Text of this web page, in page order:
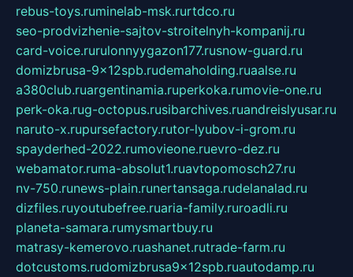
rebus-toys.ruminelab-msk.rurtdco.ru
seo-prodvizhenie-sajtov-stroitelnyh-kompanij.ru
card-voice.rurulonnyygazon177.rusnow-guard.ru
domizbrusa-9x12spb.rudemaholding.ruaalse.ru
a380club.ruargentinamia.ruperkoka.rumovie-one.ru
perk-oka.rug-octopus.rusibarchives.ruandreislyusar.ru
naruto-x.rupursefactory.rutor-lyubov-i-grom.ru
spayderhed-2022.rumovieone.ruevro-dez.ru
webamator.ruma-absolut1.ruavtopomosch27.ru
nv-750.runews-plain.runertansaga.rudelanalad.ru
dizfiles.ruyoutubefree.ruaria-family.ruroadli.ru
planeta-samara.rumysmartbuy.ru
matrasy-kemerovo.ruashanet.rutrade-farm.ru
dotcustoms.rudomizbrusa9x12spb.ruautodamp.ru